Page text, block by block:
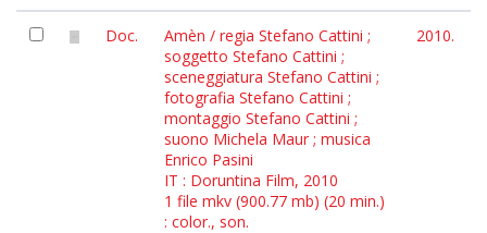
Doc.
Amèn / regia Stefano Cattini ;
soggetto Stefano Cattini ;
sceneggiatura Stefano Cattini ;
fotografia Stefano Cattini ;
montaggio Stefano Cattini ;
suono Michela Maur ; musica
Enrico Pasini
IT : Doruntina Film, 2010
1 file mkv (900.77 mb) (20 min.)
: color., son.
2010.